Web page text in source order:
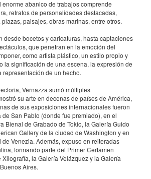
enorme abanico de trabajos comprende
retratos de personalidades destacadas,
paisajes, obras marinas, entre otros.
desde bocetos y caricaturas, hasta captaciones
que penetran en la emoción del
como artista plástico, un estilo propio y
la significación de una escena, la expresión de
representación de un hecho.
Vernazza sumó múltiples
su arte en decenas de países de América,
de sus exposiciones internacionales fueron
San Pablo (donde fue premiado), en el
Bienal de Grabado de Tokio, la Galería Guido
Gallery de la ciudad de Washington y en
de Venezia. Además, expuso en reiteradas
formando parte del Primer Certamen
la Galería Velázquez y la Galería
Aires.